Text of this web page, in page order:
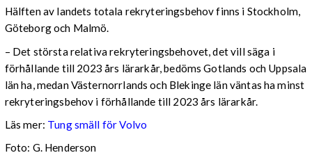
Hälften av landets totala rekryteringsbehov finns i Stockholm,
Göteborg och Malmö.
– Det största relativa rekryteringsbehovet, det vill säga i
förhållande till 2023 års lärarkår, bedöms Gotlands och Uppsala
län ha, medan Västernorrlands och Blekinge län väntas ha minst
rekryteringsbehov i förhållande till 2023 års lärarkår.
Läs mer: Tung smäll för Volvo
Foto: G. Henderson